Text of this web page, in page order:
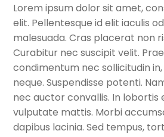
Actualidad
Comunidad GV
Centro cultural
Planetario y Observatorio
Lorem ipsum dolor sit amet,
elit. Pellentesque id elit iaculis
malesuada. Cras placerat non
Curabitur nec suscipit velit.
condimentum nec sollicitudin
neque. Suspendisse potenti.
nec auctor convallis. In lobortis
vulputate mattis. Morbi
dapibus lacinia. Sed tempus,